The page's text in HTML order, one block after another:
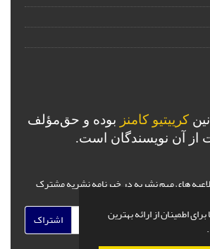
اطمینان از ارائه بهترین
کرییتیو کامنز بوده و حق‌مؤلف
از آن نویسندگان است.
های مهم نشریه در خبرنامه نشریه مشترک
اشتراک